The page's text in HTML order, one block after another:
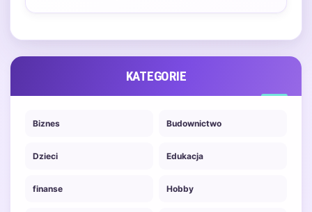
w zależności od wielu
KATEGORIE
Biznes Budownictwo
Dzieci Edukacja
finanse Hobby